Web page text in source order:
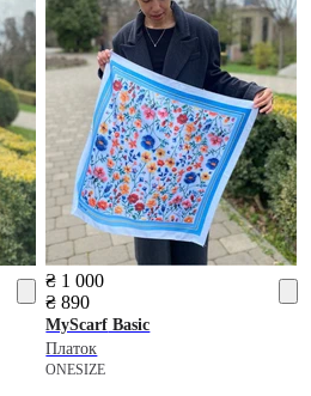
₴ 1 000
₴ 890
MyScarf Basic
Платок
ONESIZE